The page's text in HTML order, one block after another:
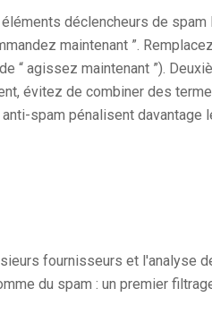
déclencheurs de spam
maintenant ”.
“ agissez maintenant ”).
évitez de combiner des
anti-spam pénalisent
fournisseurs et l'analyse
du spam : un premier